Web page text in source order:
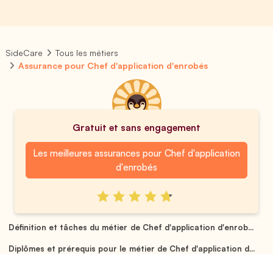
SideCare
Tous les métiers
Assurance pour Chef d'application d'enrobés
Gratuit et sans engagement
Les meilleures assurances pour Chef d'application
d'enrobés
Définition et tâches du métier de Chef d'application d'enrob...
Diplômes et prérequis pour le métier de Chef d'application d...